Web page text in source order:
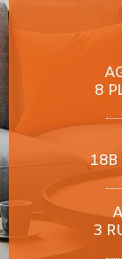
8
18B
3